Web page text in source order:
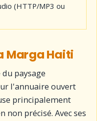
(HTTP/MP3 ou
Marga Haiti
paysage
l'annuaire ouvert
principalement
non précisé. Avec ses